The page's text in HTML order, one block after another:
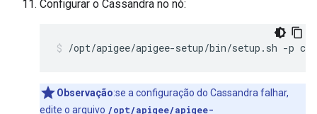
Configurar o Cassandra no nó:
/opt/apigee/apigee-setup/bin/setup.sh -p
Observação:se a configuração do Cassandra falhar,
edite o arquivo /opt/apigee/apigee-